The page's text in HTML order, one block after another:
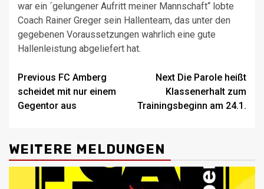
war ein ´gelungener Aufritt meiner Mannschaft“ lobte
Coach Rainer Greger sein Hallenteam, das unter den
gegebenen Voraussetzungen wahrlich eine gute
Hallenleistung abgeliefert hat.
Post
navigation
Previous FC Amberg
scheidet mit nur einem
Gegentor aus
Next Die Parole heißt
Klassenerhalt zum
Trainingsbeginn am 24.1.
WEITERE MELDUNGEN